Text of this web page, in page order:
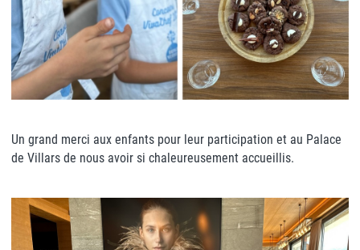
Un grand merci aux enfants pour leur participation et au Palace
de Villars de nous avoir si chaleureusement accueillis.